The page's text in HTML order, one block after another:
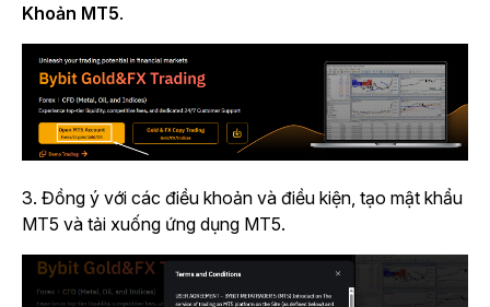
Khoản MT5.
3. Đồng ý với các điều khoản và điều kiện, tạo mật khẩu
MT5 và tải xuống ứng dụng MT5.